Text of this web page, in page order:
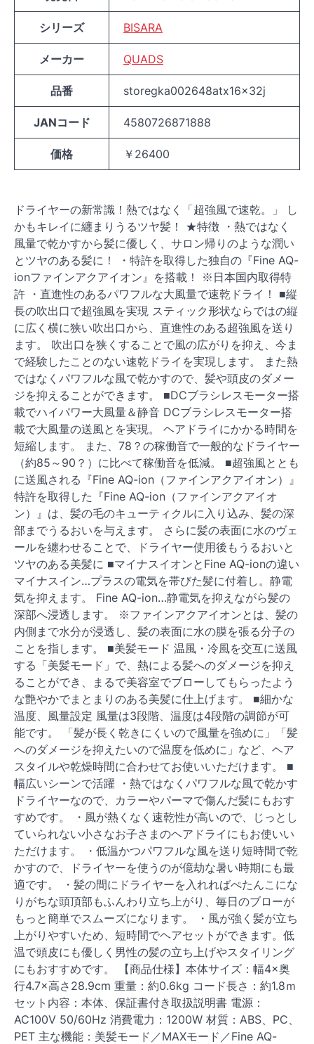
シリーズ BISARA
メーカー QUADS
品番 storegka002648atx16x32j
JANコード 4580726871888
価格 ￥26400
ドライヤーの新常識！熱ではなく「超強風で速乾。」 し
かもキレイに纏まりうるツヤ髪！ ★特徴 ・熱ではなく
風量で乾かすから髪に優しく、サロン帰りのような潤い
とツヤのある髪に！ ・特許を取得した独自の『Fine AQ-
ionファインアクアイオン』を搭載！ ※日本国内取得特
許 ・直進性のあるパワフルな大風量で速乾ドライ！ ■縦
長の吹出口で超強風を実現 スティック形状ならではの縦
に広く横に狭い吹出口から、直進性のある超強風を送り
ます。 吹出口を狭くすることで風の広がりを抑え、今ま
で経験したことのない速乾ドライを実現します。 また熱
ではなくパワフルな風で乾かすので、髪や頭皮のダメー
ジを抑えることができます。 ■DCブラシレスモーター搭
載でハイパワー大風量＆静音 DCブラシレスモーター搭
載で大風量の送風とを実現。 ヘアドライにかかる時間を
短縮します。 また、78？の稼働音で一般的なドライヤー
（約85～90？）に比べて稼働音を低減。 ■超強風ととも
に送風される『Fine AQ-ion（ファインアクアイオン）』
特許を取得した『Fine AQ-ion（ファインアクアイオ
ン）』は、髪の毛のキューティクルに入り込み、髪の深
部までうるおいを与えます。 さらに髪の表面に水のヴェ
ールを纏わせることで、ドライヤー使用後もうるおいと
ツヤのある美髪に ■マイナスイオンとFine AQ-ionの違い
マイナスイン…プラスの電気を帯びた髪に付着し。静電
気を抑えます。 Fine AQ-ion…静電気を抑えながら髪の
深部へ浸透します。 ※ファインアクアイオンとは、髪の
内側まで水分が浸透し、髪の表面に水の膜を張る分子の
ことを指します。 ■美髪モード 温風・冷風を交互に送風
する「美髪モード」で、熱による髪へのダメージを抑え
ることができ、まるで美容室でブローしてもらったよう
な艶やかでまとまりのある美髪に仕上げます。 ■細かな
温度、風量設定 風量は3段階、温度は4段階の調節が可
能です。 「髪が長く乾きにくいので風量を強めに」「髪
へのダメージを抑えたいので温度を低めに」など、ヘア
スタイルや乾燥時間に合わせてお使いいただけます。 ■
幅広いシーンで活躍 ・熱ではなくパワフルな風で乾かす
ドライヤーなので、カラーやパーマで傷んだ髪にもおす
すめです。 ・風が熱くなく速乾性が高いので、じっとし
ていられない小さなお子さまのヘアドライにもお使いい
ただけます。 ・低温かつパワフルな風を送り短時間で乾
かすので、ドライヤーを使うのが億劫な暑い時期にも最
適です。 ・髪の間にドライヤーを入れればぺたんこにな
りがちな頭頂部もふんわり立ち上がり、毎日のブローが
もっと簡単でスムーズになります。 ・風が強く髪が立ち
上がりやすいため、短時間でヘアセットができます。低
温で頭皮にも優しく男性の髪の立ち上げやスタイリング
にもおすすめです。 【商品仕様】本体サイズ：幅4×奥
行4.7×高さ28.9cm 重量：約0.6kg コード長さ：約1.8ｍ
セット内容：本体、保証書付き取扱説明書 電源：
AC100V 50/60Hz 消費電力：1200W 材質：ABS、PC、
PET 主な機能：美髪モード／MAXモード／Fine AQ-